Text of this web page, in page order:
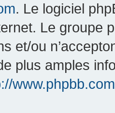
. Le logiciel
Le groupe
et/ou
plus amples